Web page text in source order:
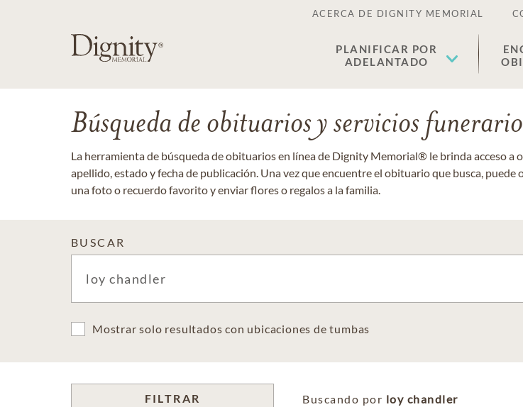
ACERCA DE DIGNITY MEMORIAL
PLANIFICAR POR
ADELANTADO
Búsqueda de obituarios y servicios funerario
La herramienta de búsqueda de obituarios en línea de Dignity Memorial® le brinda acceso
apellido, estado y fecha de publicación. Una vez que encuentre el obituario que busca,
una foto o recuerdo favorito y enviar flores o regalos a la familia.
BUSCAR
Mostrar solo resultados con ubicaciones de tumbas
FILTRAR Buscando por loy chandler